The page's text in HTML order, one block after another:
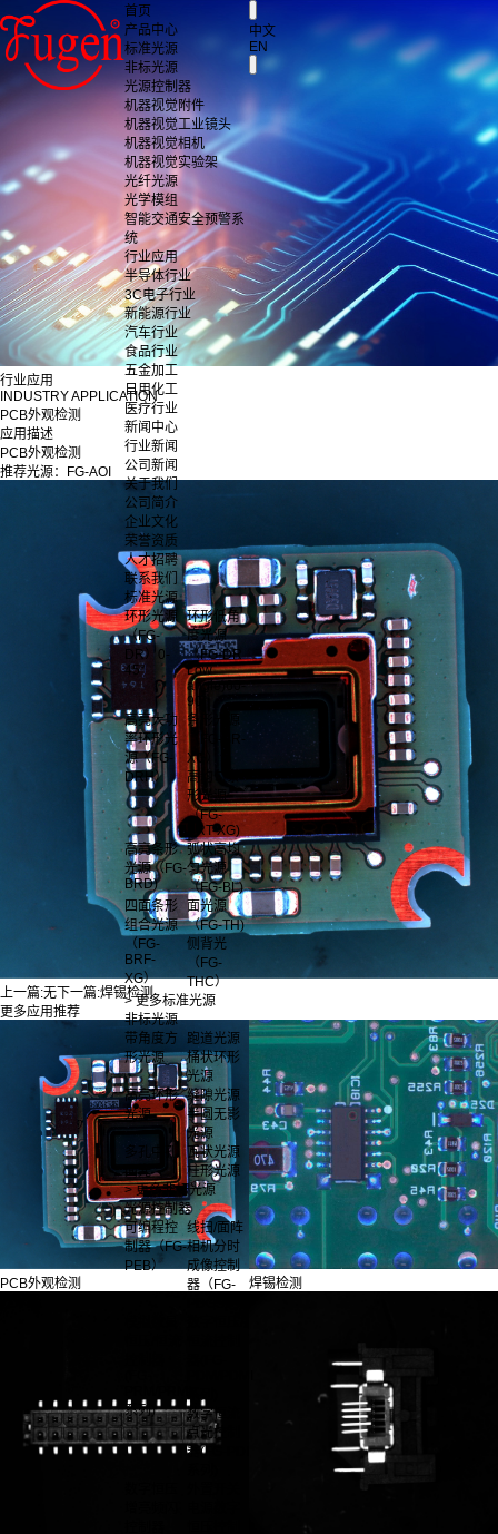
首页
产品中心
标准光源
非标光源
光源控制器
机器视觉附件
机器视觉工业镜头
机器视觉相机
机器视觉实验架
光纤光源
光学模组
智能交通安全预警系
统
行业应用
半导体行业
3C电子行业
新能源行业
汽车行业
食品行业
五金加工
日用化工
医疗行业
新闻中心
行业新闻
公司新闻
关于我们
公司简介
企业文化
荣誉资质
人才招聘
联系我们
标准光源
环形光源
（FG-
DR）0-
45°
环形低角
度光源
（FG-DR
Low
angle)60-
90°
高亮大功
率环形光
源（FG-
DRH）
条形光源
（FG-BR-
XG）
高均匀条
形光源
（FG-
BRT-XG)
高亮条形
光源（FG-
BRD)
弧状高均
匀光源
（FG-BL)
四面条形
组合光源
（FG-
BRF-
XG）
面光源
（FG-TH)
侧背光
（FG-
THC）
> 更多标准光源
非标光源
带角度方
形光源
跑道光源
桶状环形
光源
高亮环形
光源
缝隙光源
半圆无影
光源
多孔中孔
面光
瓦状光源
柱形光源
> 更多非标光源
光源控制器
可编程控
制器（FG-
PEB）
线扫/面阵
相机分时
成像控制
器（FG-
系列)
数字恒流
点光控制
器(FG-PDI
中文
EN
行业应用
INDUSTRY APPLICATION
PCB外观检测
应用描述
PCB外观检测
推荐光源：FG-AOI
上一篇:无下一篇:焊锡检测
更多应用推荐
PCB外观检测 焊锡检测